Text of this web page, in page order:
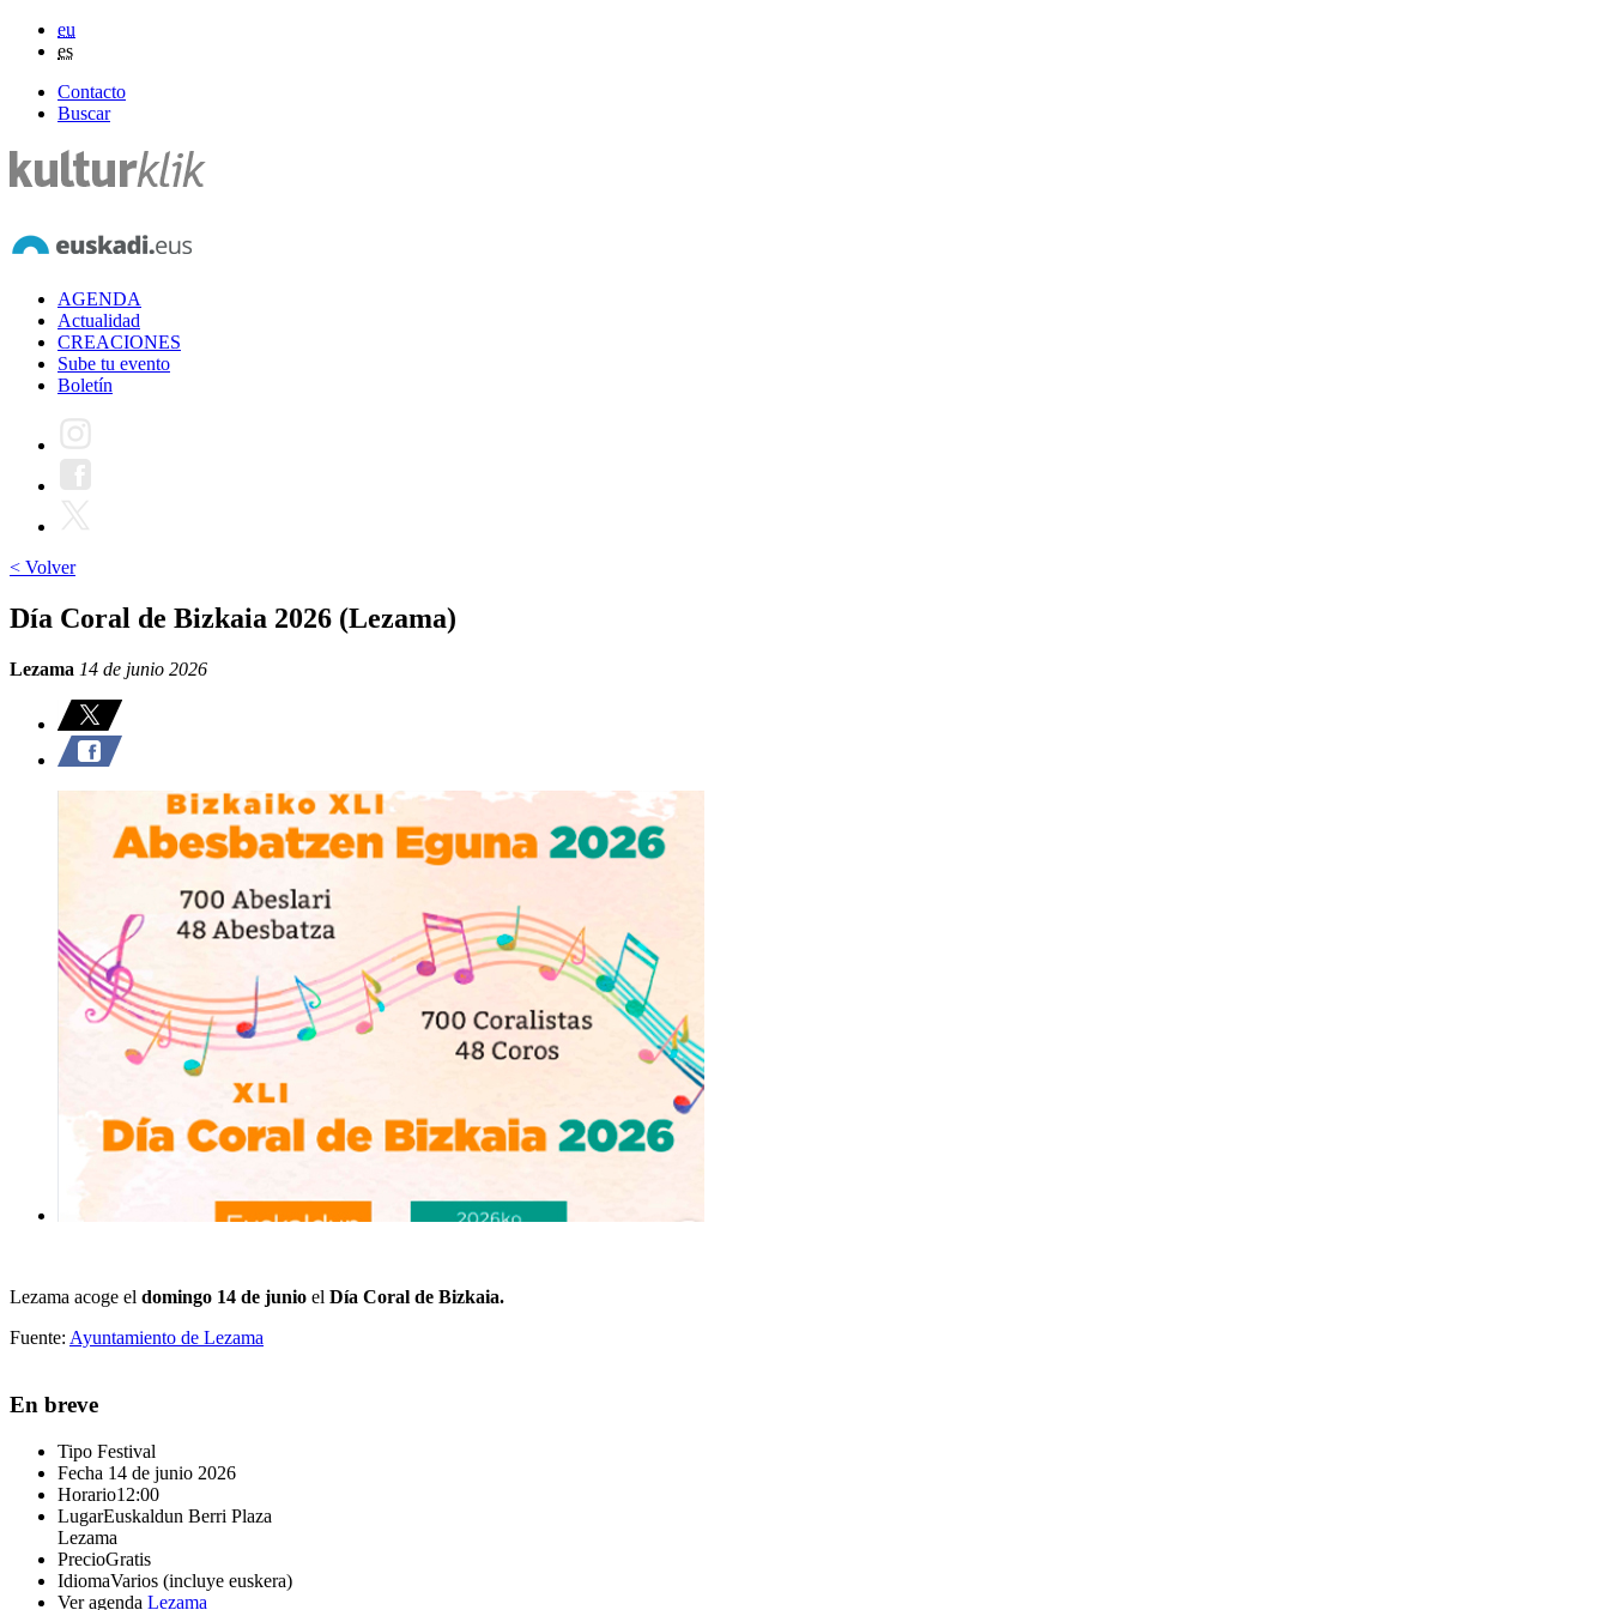
eu
es
Contacto
Buscar
AGENDA
Actualidad
CREACIONES
Sube tu evento
Boletín
< Volver
Día Coral de Bizkaia 2026 (Lezama)
Lezama 14 de junio 2026
Lezama acoge el domingo 14 de junio el Día Coral de Bizkaia.
Fuente: Ayuntamiento de Lezama
En breve
Tipo Festival
Fecha 14 de junio 2026
Horario12:00
LugarEuskaldun Berri Plaza
Lezama
PrecioGratis
IdiomaVarios (incluye euskera)
Ver agenda Lezama